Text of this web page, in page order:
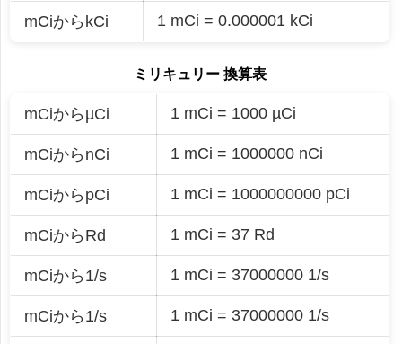
mCiからkCi 1 mCi = 0.000001 kCi
ミリキュリー 換算表
mCiからµCi 1 mCi = 1000 µCi
mCiからnCi 1 mCi = 1000000 nCi
mCiからpCi 1 mCi = 1000000000 pCi
mCiからRd 1 mCi = 37 Rd
mCiから1/s 1 mCi = 37000000 1/s
mCiから1/s 1 mCi = 37000000 1/s